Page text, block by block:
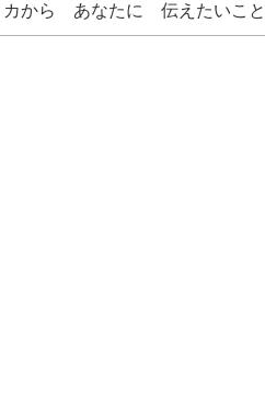
から あなたに 伝えたいこ